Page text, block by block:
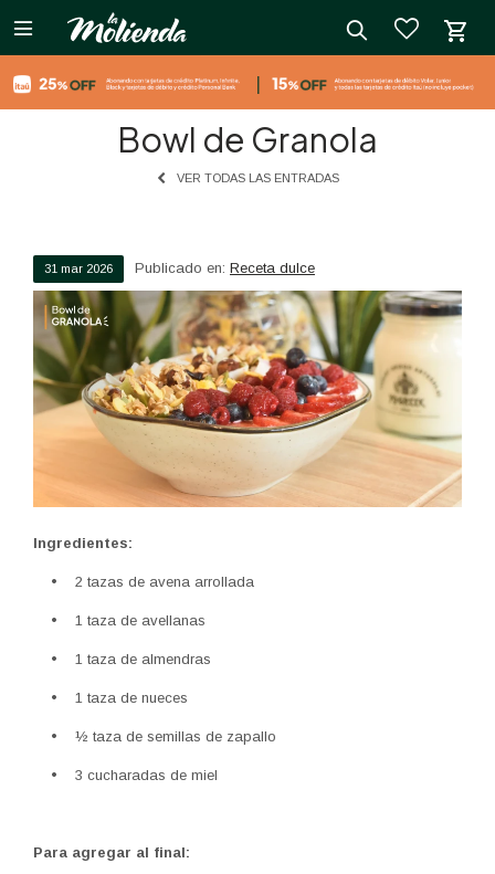

Bowl de Granola
VER TODAS LAS ENTRADAS
31 mar 2026 Publicado en: Receta dulce
Ingredientes:
• 2 tazas de avena arrollada
• 1 taza de avellanas
• 1 taza de almendras
• 1 taza de nueces
• ½ taza de semillas de zapallo
• 3 cucharadas de miel
Para agregar al final: